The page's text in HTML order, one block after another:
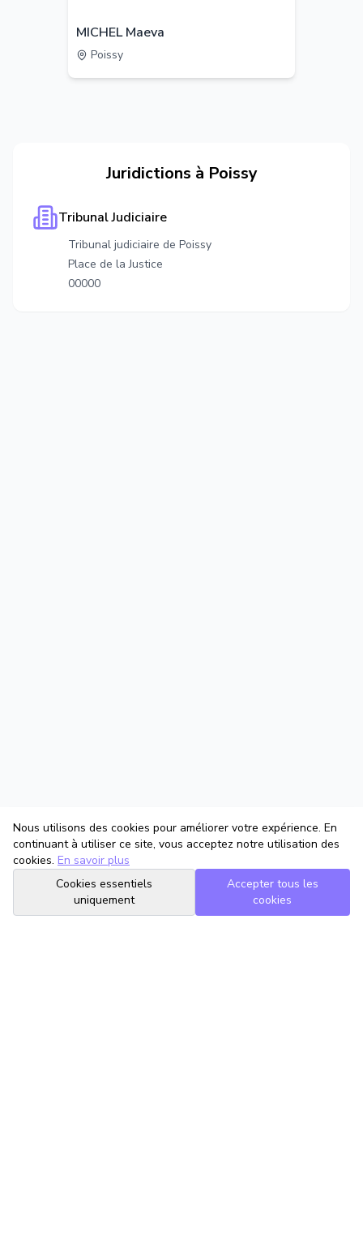
MICHEL Maeva
Poissy
Juridictions à Poissy
Tribunal Judiciaire
Tribunal judiciaire de Poissy
Place de la Justice
00000
Nous utilisons des cookies pour améliorer votre expérience. En
continuant à utiliser ce site, vous acceptez notre utilisation des
cookies. En savoir plus
Cookies essentiels
uniquement
Accepter tous les
cookies